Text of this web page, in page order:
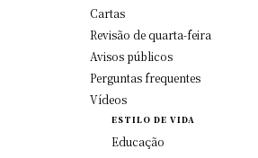
Cartas
Revisão de quarta-feira
Avisos públicos
Perguntas frequentes
Vídeos
ESTILO DE VIDA
Educação